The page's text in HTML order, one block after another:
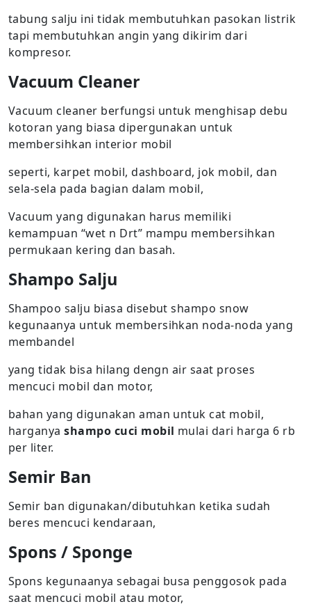
tabung salju ini tidak membutuhkan pasokan listrik
tapi membutuhkan angin yang dikirim dari
kompresor.
Vacuum Cleaner
Vacuum cleaner berfungsi untuk menghisap debu
kotoran yang biasa dipergunakan untuk
membersihkan interior mobil
seperti, karpet mobil, dashboard, jok mobil, dan
sela-sela pada bagian dalam mobil,
Vacuum yang digunakan harus memiliki
kemampuan “wet n Drt” mampu membersihkan
permukaan kering dan basah.
Shampo Salju
Shampoo salju biasa disebut shampo snow
kegunaanya untuk membersihkan noda-noda yang
membandel
yang tidak bisa hilang dengn air saat proses
mencuci mobil dan motor,
bahan yang digunakan aman untuk cat mobil,
harganyashampo cuci mobil mulai dari harga 6 rb
per liter.
Semir Ban
Semir ban digunakan/dibutuhkan ketika sudah
beres mencuci kendaraan,
Spons / Sponge
Spons kegunaanya sebagai busa penggosok pada
saat mencuci mobil atau motor,